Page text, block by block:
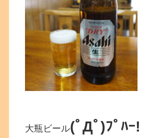
大瓶ビール(ﾟДﾟ)ﾌﾟﾊｰ!